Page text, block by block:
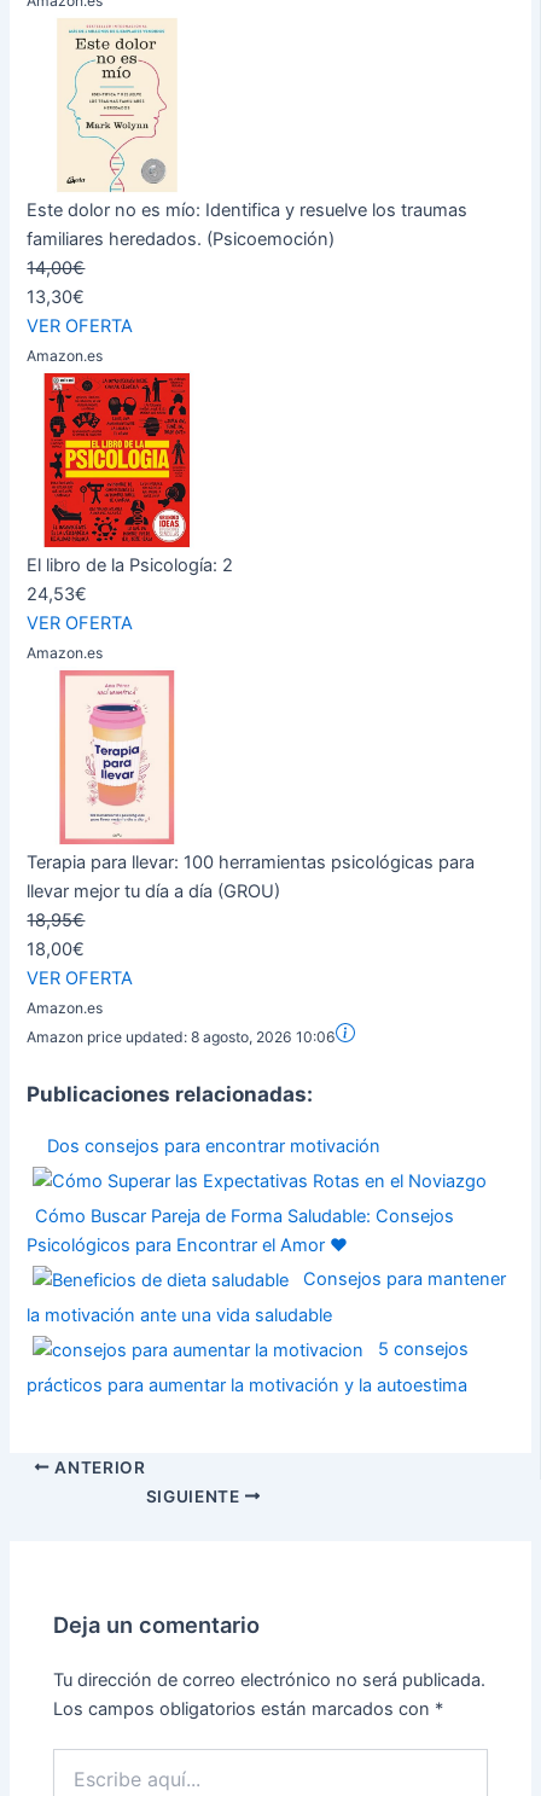
Este dolor no es mío: Identifica y resuelve los traumas
familiares heredados. (Psicoemoción)
14,00€
13,30€
VER OFERTA
Amazon.es
El libro de la Psicología: 2
24,53€
VER OFERTA
Amazon.es
Terapia para llevar: 100 herramientas psicológicas para
llevar mejor tu día a día (GROU)
18,95€
18,00€
VER OFERTA
Amazon.es
Amazon price updated:8 agosto, 2026 10:06
Publicaciones relacionadas:
Dos consejos para encontrar motivación
Cómo Buscar Pareja de Forma Saludable: Consejos
Psicológicos para Encontrar el Amor ❤️
Consejos para mantener
la motivación ante una vida saludable
5 consejos
prácticos para aumentar la motivación y la autoestima
ANTERIOR
SIGUIENTE
Deja un comentario
Tu dirección de correo electrónico no será publicada.
Los campos obligatorios están marcados con *
aquí...